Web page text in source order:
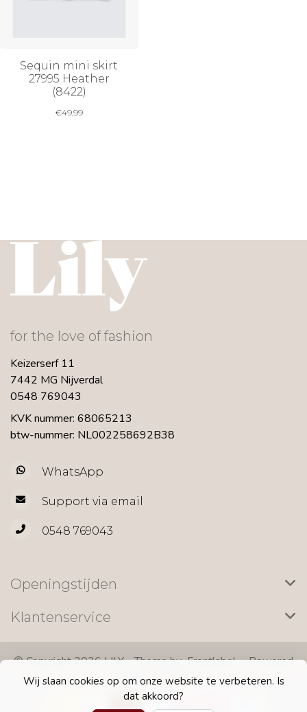
Wij slaan cookies op om onze website te verbeteren. Is
dat akkoord?
Sequin mini skirt
27995 Heather
(8422)
€49,99
for the love of fashion
Keizerserf 11
7442 MG Nijverdal
0548 769043
KVK nummer: 68065213
btw-nummer: NL002258692B38
WhatsApp
Support via email
0548 769043
Openingstijden
Klantenservice
© Copyright 2026 LILY - Theme byFrontlabel- Powered
byLightspeed